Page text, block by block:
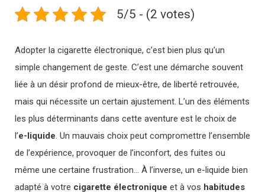
5/5 - (2 votes)
Adopter la cigarette électronique, c’est bien plus qu’un
simple changement de geste. C’est une démarche souvent
liée à un désir profond de mieux-être, de liberté retrouvée,
mais qui nécessite un certain ajustement. L’un des éléments
les plus déterminants dans cette aventure est le choix de
l’e-liquide . Un mauvais choix peut compromettre l’ensemble
de l’expérience, provoquer de l’inconfort, des fuites ou
même une certaine frustration… À l’inverse, un e-liquide bien
adapté à votre cigarette électronique et à vos habitudes